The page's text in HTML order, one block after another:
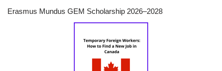
Erasmus Mundus GEM Scholarship 2026–2028